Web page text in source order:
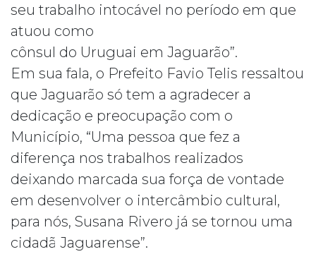
seu trabalho intocável no período em que
atuou como
cônsul do Uruguai em Jaguarão”.
Em sua fala, o Prefeito Favio Telis ressaltou
que Jaguarão só tem a agradecer a
dedicação e preocupação com o
Município, “Uma pessoa que fez a
diferença nos trabalhos realizados
deixando marcada sua força de vontade
em desenvolver o intercâmbio cultural,
para nós, Susana Rivero já se tornou uma
cidadã Jaguarense”.